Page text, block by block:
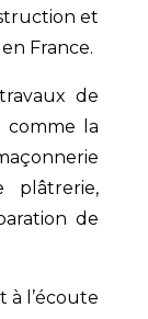
et
France.
de
comme la
plâtrerie,
de
à l’écoute